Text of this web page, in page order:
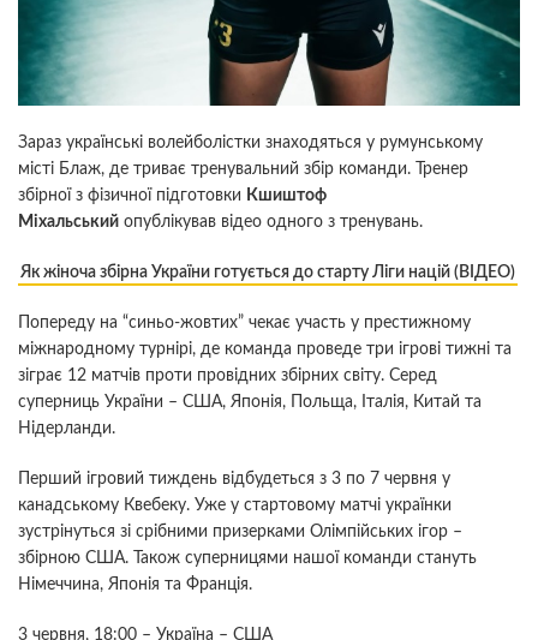
Зараз українські волейболістки знаходяться у румунському
місті Блаж, де триває тренувальний збір команди. Тренер
збірної з фізичної підготовки Кшиштоф
Міхальський опублікував відео одного з тренувань.
Як жіноча збірна України готується до старту Ліги націй (ВІДЕО)
Попереду на “синьо-жовтих” чекає участь у престижному
міжнародному турнірі, де команда проведе три ігрові тижні та
зіграє 12 матчів проти провідних збірних світу. Серед
суперниць України – США, Японія, Польща, Італія, Китай та
Нідерланди.
Перший ігровий тиждень відбудеться з 3 по 7 червня у
канадському Квебеку. Уже у стартовому матчі українки
зустрінуться зі срібними призерками Олімпійських ігор –
збірною США. Також суперницями нашої команди стануть
Німеччина, Японія та Франція.
3 червня, 18:00 – Україна – США